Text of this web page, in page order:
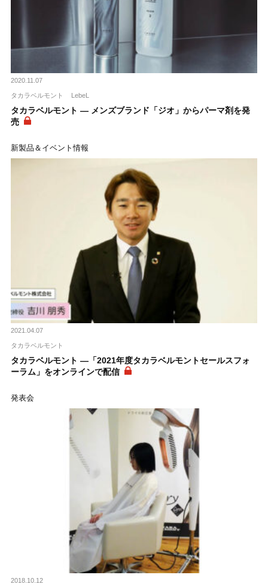
2020.11.07
タカラベルモント LebeL
タカラベルモント ― メンズブランド「ジオ」からパーマ剤を発
売
新製品＆イベント情報
2021.04.07
タカラベルモント
タカラベルモント ―「2021年度タカラベルモントセールスフォ
ーラム」をオンラインで配信
発表会
2018.10.12